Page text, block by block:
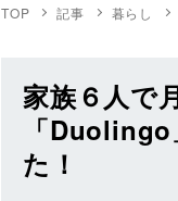
TOP 記事 暮らし
家族６人で
「
た！